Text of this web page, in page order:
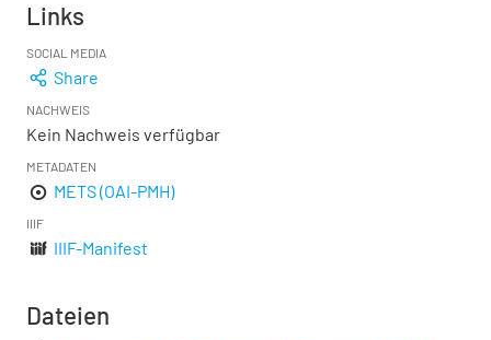
Links
SOCIAL MEDIA
Share
NACHWEIS
Kein Nachweis verfügbar
METADATEN
METS (OAI-PMH)
IIIF
IIIF-Manifest
Dateien